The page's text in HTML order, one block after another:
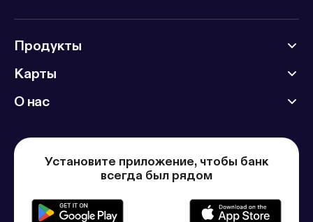
Продукты
Карты
О нас
Установите приложение, чтобы банк
всегда был рядом